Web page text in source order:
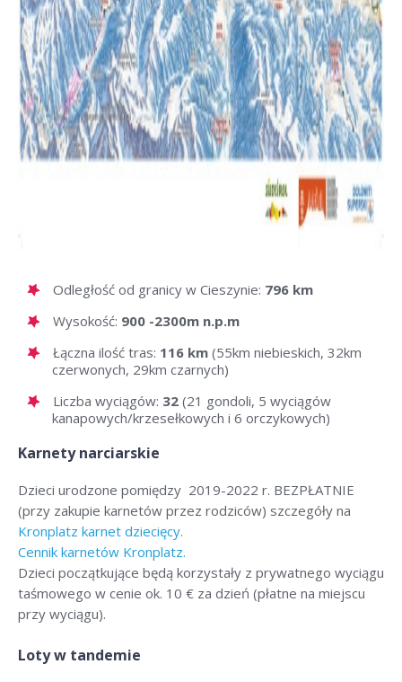
Odległość od granicy w Cieszynie: 796 km
Wysokość: 900 -2300m n.p.m
Łączna ilość tras: 116 km (55km niebieskich, 32km
czerwonych, 29km czarnych)
Liczba wyciągów: 32 (21 gondoli, 5 wyciągów
kanapowych/krzesełkowych i 6 orczykowych)
Karnety narciarskie
Dzieci urodzone pomiędzy 2019-2022 r. BEZPŁATNIE
(przy zakupie karnetów przez rodziców) szczegóły na
Kronplatz karnet dziecięcy.
Cennik karnetów Kronplatz.
Dzieci początkujące będą korzystały z prywatnego wyciągu
taśmowego w cenie ok. 10 € za dzień (płatne na miejscu
przy wyciągu).
Loty w tandemie